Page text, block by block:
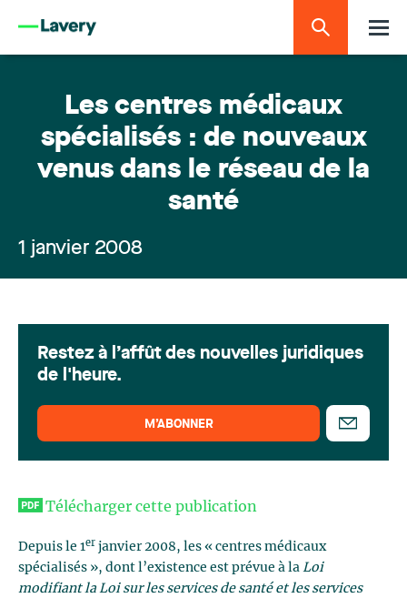
Les centres médicaux
spécialisés : de nouveaux
venus dans le réseau de la
santé
1 janvier 2008
Télécharger cette publication
Depuis le 1er janvier 2008, les « centres médicaux
spécialisés », dont l’existence est prévue à la Loi
modifiant la Loi sur les services de santé et les servi­ces
Restez à l’affût des nouvelles juridiques
de l'heure.
M’ABONNER